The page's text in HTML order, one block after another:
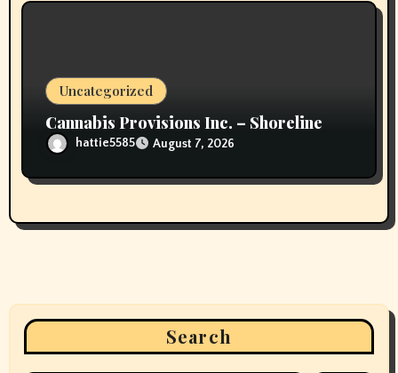
Uncategorized
Cannabis Provisions Inc. – Shoreline
hattie5585 August 7, 2026
Search